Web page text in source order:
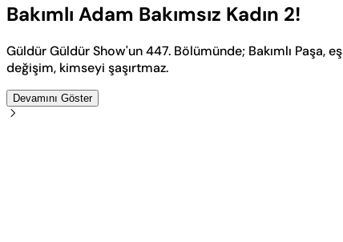
Bakımlı Adam Bakımsız Kadın 2!
Güldür Güldür Show'un 447. Bölümünde; Bakımlı Paşa,
değişim, kimseyi şaşırtmaz.
Devamını Göster